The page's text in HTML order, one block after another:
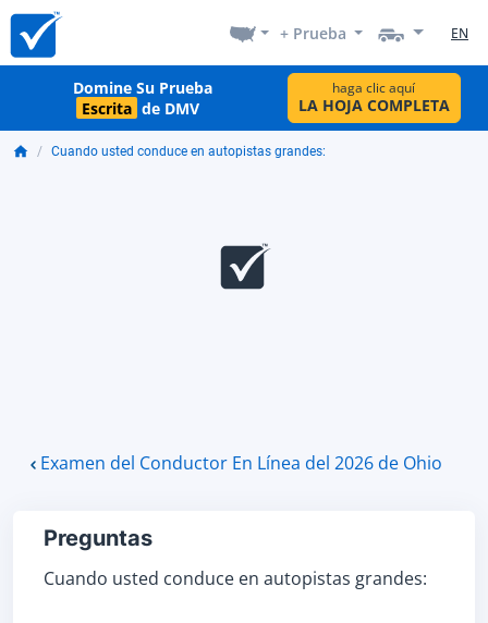
+ Prueba EN
Domine Su Prueba
Escrita de DMV
haga clic aquí
LA HOJA COMPLETA
Cuando usted conduce en autopistas grandes:
Examen del Conductor En Línea del 2026 de Ohio
Preguntas
Cuando usted conduce en autopistas grandes: